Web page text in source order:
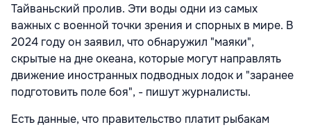
Тайваньский пролив. Эти воды одни из самых
важных с военной точки зрения и спорных в мире. В
2024 году он заявил, что обнаружил "маяки",
скрытые на дне океана, которые могут направлять
движение иностранных подводных лодок и "заранее
подготовить поле боя", - пишут журналисты.
Есть данные, что правительство платит рыбакам